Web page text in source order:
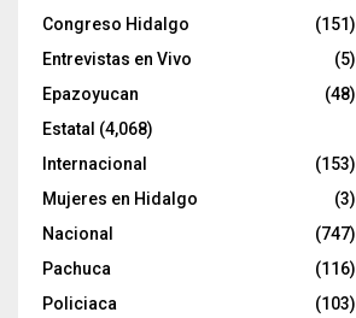
Congreso Hidalgo
(151)
Entrevistas en Vivo
(5)
Epazoyucan
(48)
Estatal (4,068)
Internacional
(153)
Mujeres en Hidalgo
(3)
Nacional
(747)
Pachuca
(116)
Policiaca
(103)